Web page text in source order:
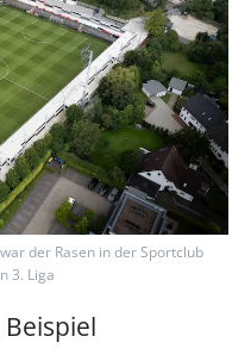
der Rasen in der Sportclub
3. Liga